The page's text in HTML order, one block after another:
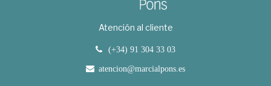
Atención al cliente
(+34) 91 304 33 03
atencion@marcialpons.es